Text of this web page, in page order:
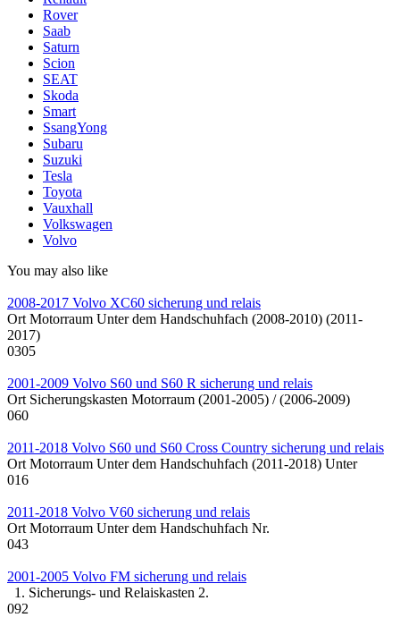
Rover
Saab
Saturn
Scion
SEAT
Skoda
Smart
SsangYong
Subaru
Suzuki
Tesla
Toyota
Vauxhall
Volkswagen
Volvo
You may also like
2008-2017 Volvo XC60 sicherung und relais
Ort Motorraum Unter dem Handschuhfach (2008-2010) (2011-
2017)
0305
2001-2009 Volvo S60 und S60 R sicherung und relais
Ort Sicherungskasten Motorraum (2001-2005) / (2006-2009)
060
2011-2018 Volvo S60 und S60 Cross Country sicherung und relais
Ort Motorraum Unter dem Handschuhfach (2011-2018) Unter
016
2011-2018 Volvo V60 sicherung und relais
Ort Motorraum Unter dem Handschuhfach Nr.
043
2001-2005 Volvo FM sicherung und relais
1. Sicherungs- und Relaiskasten 2.
092